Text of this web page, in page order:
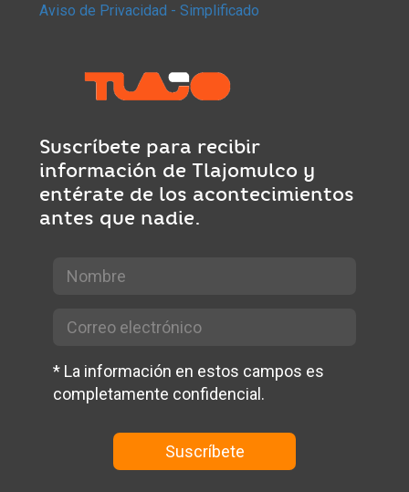
Aviso de Privacidad - Simplificado
Suscríbete para recibir
información de Tlajomulco y
entérate de los acontecimientos
antes que nadie.
* La información en estos campos es
completamente confidencial.